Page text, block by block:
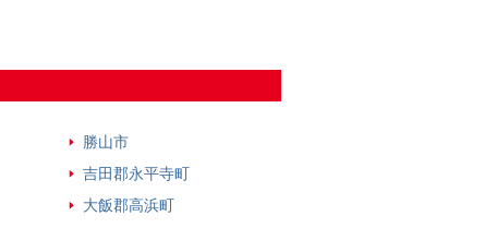
勝山市
吉田郡永平寺町
大飯郡高浜町